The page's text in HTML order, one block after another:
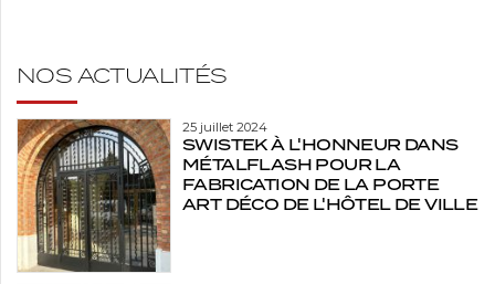
NOS ACTUALITÉS
25 juillet 2024
SWISTEK À L'HONNEUR DANS
MÉTALFLASH POUR LA
FABRICATION DE LA PORTE
ART DÉCO DE L'HÔTEL DE VILLE